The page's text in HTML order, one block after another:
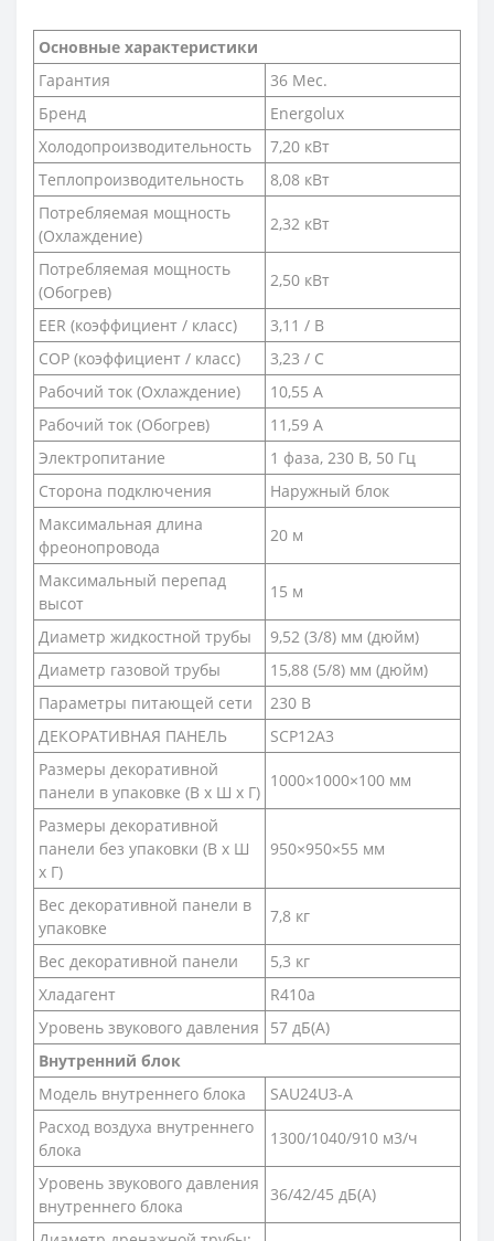
Основные характеристики
Гарантия
36 Мес.
Бренд
Energolux
Холодопроизводительность
7,20 кВт
Теплопроизводительность
8,08 кВт
Потребляемая мощность
(Охлаждение)
2,32 кВт
Потребляемая мощность
(Обогрев)
2,50 кВт
EER (коэффициент / класс)
3,11 / В
COP (коэффициент / класс)
3,23 / С
Рабочий ток (Охлаждение)
10,55 A
Рабочий ток (Обогрев)
11,59 А
Электропитание
1 фаза, 230 В, 50 Гц
Сторона подключения
Наружный блок
Максимальная длина
фреонопровода
20 м
Максимальный перепад
высот
15 м
Диаметр жидкостной трубы
9,52 (3/8) мм (дюйм)
Диаметр газовой трубы
15,88 (5/8) мм (дюйм)
Параметры питающей сети
230 В
ДЕКОРАТИВНАЯ ПАНЕЛЬ
SCP12A3
Размеры декоративной
панели в упаковке (В х Ш х Г)
1000×1000×100 мм
Размеры декоративной
панели без упаковки (В х Ш
х Г)
950×950×55 мм
Вес декоративной панели в
упаковке
7,8 кг
Вес декоративной панели
5,3 кг
Хладагент
R410a
Уровень звукового давления
57 дБ(А)
Внутренний блок
Модель внутреннего блока
SAU24U3-A
Расход воздуха внутреннего
блока
1300/1040/910 м3/ч
Уровень звукового давления
внутреннего блока
36/42/45 дБ(А)